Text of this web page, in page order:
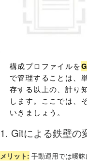
構成プロファイルを
で管理することは、
存する以上の、計り
します。ここでは、
いきましょう。
1. Gitによる鉄壁の
メリット: 手動運用では曖昧